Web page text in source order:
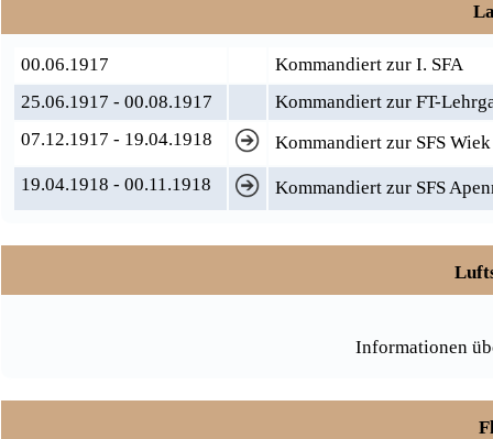
00.06.1917
Kommandiert zur I. SFA
25.06.1917 - 00.08.1917
Kommandiert zur FT-
07.12.1917 - 19.04.1918
Kommandiert zur SFS
19.04.1918 - 00.11.1918
Kommandiert zur SFS
Informationen